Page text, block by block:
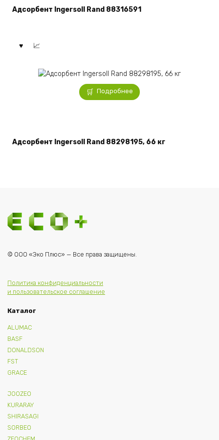
Адсорбент Ingersoll Rand 88316591
Подробнее
Адсорбент Ingersoll Rand 88298195, 66 кг
© ООО «Эко Плюс» — Все права защищены.
Политика конфиденциальности
и пользовательское соглашение
Каталог
ALUMAC
BASF
DONALDSON
FST
GRACE
JOOZEO
KURARAY
SHIRASAGI
SORBEO